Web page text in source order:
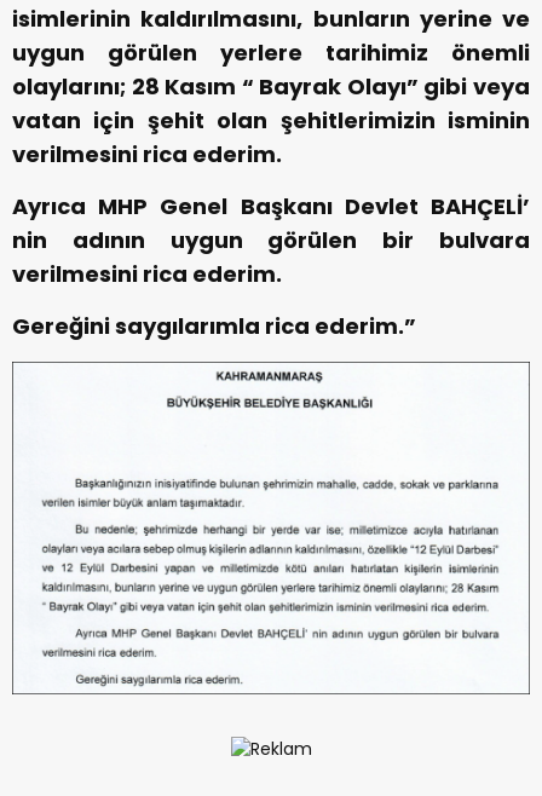
isimlerinin kaldırılmasını, bunların yerine ve
uygun görülen yerlere tarihimiz önemli
olaylarını; 28 Kasım “ Bayrak Olayı” gibi veya
vatan için şehit olan şehitlerimizin isminin
verilmesini rica ederim.
Ayrıca MHP Genel Başkanı Devlet BAHÇELİ’
nin adının uygun görülen bir bulvara
verilmesini rica ederim.
Gereğini saygılarımla rica ederim.”